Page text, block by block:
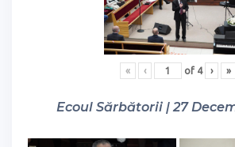
« ‹ of 4 › »
Ecoul Sărbătorii | 27